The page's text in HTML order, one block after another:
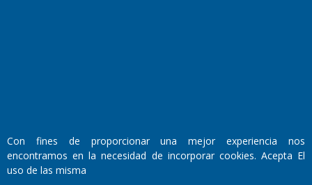
Propietario: El Diario SRL
Director Periodístico:
Walter René Goñi
Con fines de proporcionar una mejor experiencia nos
encontramos en la necesidad de incorporar cookies. Acepta El
uso de las misma